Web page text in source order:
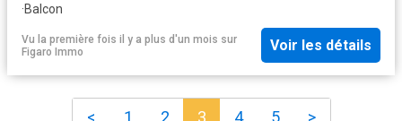
·Balcon
Vu la première fois il y a plus d'un mois sur
Figaro Immo
Voir les détails